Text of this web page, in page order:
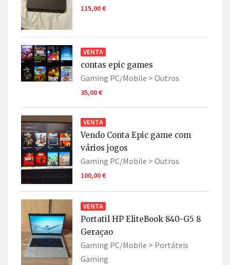
115,00 €
VENTA
contas epic games
Gaming PC/Mobile > Outros
35,00 €
VENTA
Vendo Conta Epic game com
vários jogos
Gaming PC/Mobile > Outros
100,00 €
VENTA
Portatil HP EliteBook 840-G5 8
Geraçao
Gaming PC/Mobile > Portáteis
Gaming